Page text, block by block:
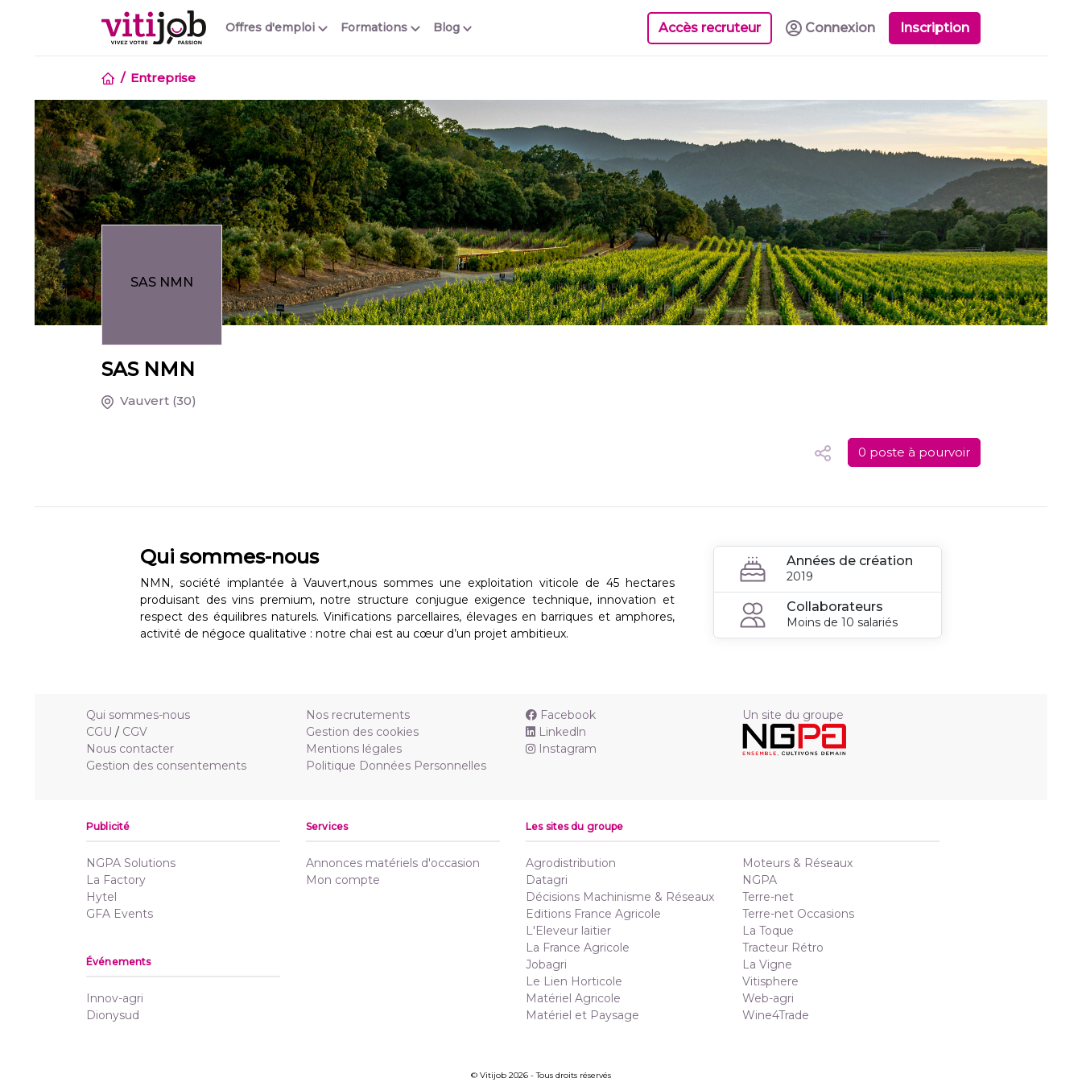
Offres d'emploi Blog
Formations Accès recruteur Connexion Inscription
Entreprise
SAS NMN
SAS NMN
Vauvert (30)
0 poste à pourvoir
Qui sommes-nous
NMN, société implantée à Vauvert,nous sommes une exploitation viticole de 45 hectares
produisant des vins premium, notre structure conjugue exigence technique, innovation et
respect des équilibres naturels. Vinifications parcellaires, élevages en barriques et amphores,
activité de négoce qualitative : notre chai est au cœur d’un projet ambitieux.
Années de création
2019
Collaborateurs
Moins de 10 salariés
Qui sommes-nous
CGU / CGV
Nous contacter
Gestion des consentements
Nos recrutements
Gestion des cookies
Mentions légales
Politique Données Personnelles
Facebook
Linkedln
Instagram
Un site du groupe
Publicité
NGPA Solutions
La Factory
Hytel
GFA Events
Services
Annonces matériels d'occasion
Mon compte
Événements
Innov-agri
Dionysud
Les sites du groupe
Agrodistribution
Datagri
Décisions Machinisme & Réseaux
Editions France Agricole
L'Eleveur laitier
La France Agricole
Jobagri
Le Lien Horticole
Matériel Agricole
Matériel et Paysage
Moteurs & Réseaux
NGPA
Terre-net
Terre-net Occasions
La Toque
Tracteur Rétro
La Vigne
Vitisphere
Web-agri
Wine4Trade
© Vitijob 2026 - Tous droits réservés